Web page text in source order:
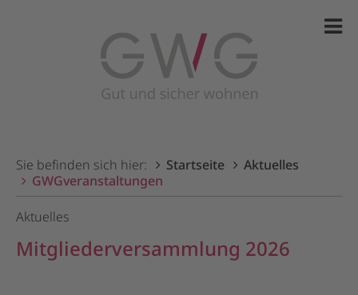
Sie befinden sich hier: Startseite
Aktuelles
GWGveranstaltungen
Aktuelles
Mitgliederversammlung 2026